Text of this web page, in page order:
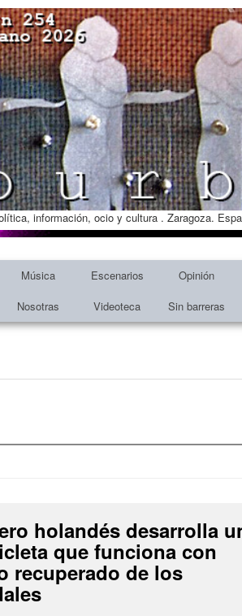
información, ocio y cultura . Zaragoza.
Música Escenarios Opinión
Nosotras Videoteca Sin barreras
holandés desarrolla
que funciona con
recuperado de los